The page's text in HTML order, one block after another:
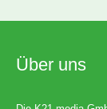
Über uns